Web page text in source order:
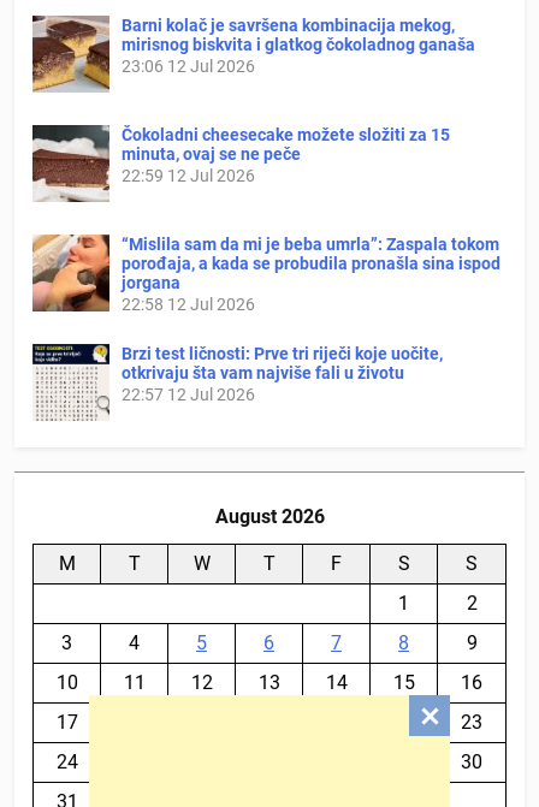
Barni kolač je savršena kombinacija mekog,
mirisnog biskvita i glatkog čokoladnog ganaša
23:06 12 Jul 2026
Čokoladni cheesecake možete složiti za 15
minuta, ovaj se ne peče
22:59 12 Jul 2026
“Mislila sam da mi je beba umrla”: Zaspala tokom
porođaja, a kada se probudila pronašla sina ispod
jorgana
22:58 12 Jul 2026
Brzi test ličnosti: Prve tri riječi koje uočite,
otkrivaju šta vam najviše fali u životu
22:57 12 Jul 2026
August 2026
M T W T F S
S
1
2
3
4 5 6 7 8
9
10
11 12 13 14 15
16
17
23
24
30
31